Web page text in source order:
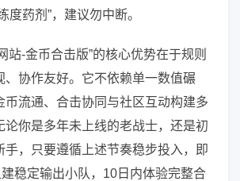
度药剂”，建议勿中断。
站-金币合击版”的核心优势在于规则
、协作友好。它不依赖单一数值碾
币流通、合击协同与社区互动构建多
论你是多年未上线的老战士，还是初
手，只要遵循上述节奏稳步投入，即
稳定输出小队，10日内体验完整合